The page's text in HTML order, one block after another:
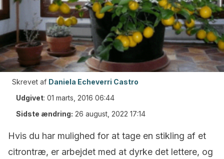
Skrevet af Daniela Echeverri Castro
Udgivet: 01 marts, 2016 06:44
Sidste ændring: 26 august, 2022 17:14
Hvis du har mulighed for at tage en stikling af et
citrontræ, er arbejdet med at dyrke det lettere, og